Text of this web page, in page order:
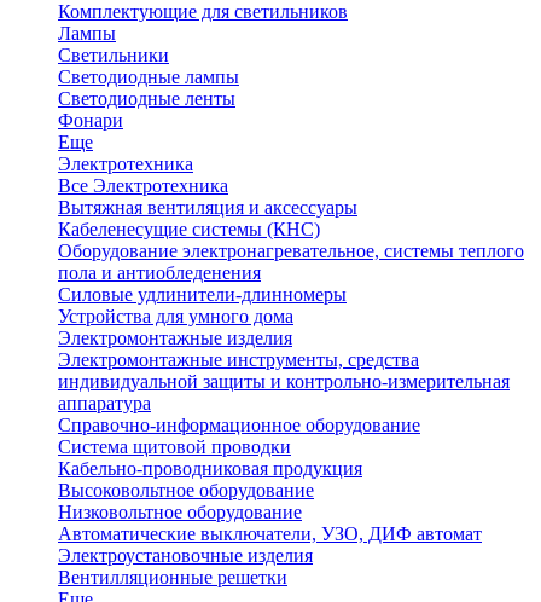
Комплектующие для светильников
Лампы
Светильники
Светодиодные лампы
Светодиодные ленты
Фонари
Еще
Электротехника
Все Электротехника
Вытяжная вентиляция и аксессуары
Кабеленесущие системы (КНС)
Оборудование электронагревательное, системы теплого
пола и антиобледенения
Силовые удлинители-длинномеры
Устройства для умного дома
Электромонтажные изделия
Электромонтажные инструменты, средства
индивидуальной защиты и контрольно-измерительная
аппаратура
Справочно-информационное оборудование
Система щитовой проводки
Кабельно-проводниковая продукция
Высоковольтное оборудование
Низковольтное оборудование
Автоматические выключатели, УЗО, ДИФ автомат
Электроустановочные изделия
Вентилляционные решетки